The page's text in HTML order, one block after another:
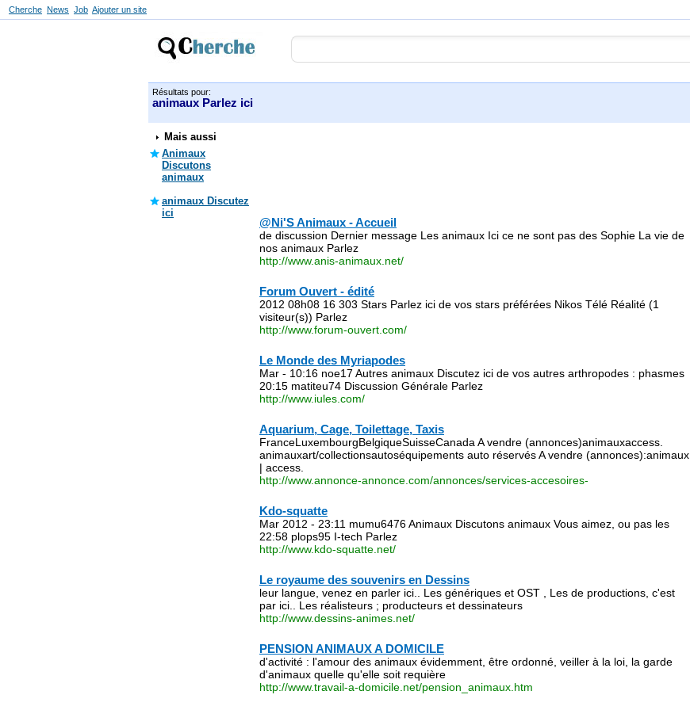
Cherche News Job Ajouter un site
Résultats pour:
animaux Parlez ici
Mais aussi
Animaux
Discutons
animaux
animaux Discutez
ici
@Ni'S Animaux - Accueil
de discussion Dernier message Les animaux Ici ce ne sont pas des Sophie La vie de
nos animaux Parlez
http://www.anis-animaux.net/
Forum Ouvert - édité
2012 08h08 16 303 Stars Parlez ici de vos stars préférées Nikos Télé Réalité (1
visiteur(s)) Parlez
http://www.forum-ouvert.com/
Le Monde des Myriapodes
Mar - 10:16 noe17 Autres animaux Discutez ici de vos autres arthropodes : phasmes
20:15 matiteu74 Discussion Générale Parlez
http://www.iules.com/
Aquarium, Cage, Toilettage, Taxis
FranceLuxembourgBelgiqueSuisseCanada A vendre (annonces)animauxaccess.
animauxart/collectionsautoséquipements auto réservés A vendre (annonces):animaux
| access.
http://www.annonce-annonce.com/annonces/services-accesoires-
Kdo-squatte
Mar 2012 - 23:11 mumu6476 Animaux Discutons animaux Vous aimez, ou pas les
22:58 plops95 I-tech Parlez
http://www.kdo-squatte.net/
Le royaume des souvenirs en Dessins
leur langue, venez en parler ici.. Les génériques et OST , Les de productions, c'est
par ici.. Les réalisteurs ; producteurs et dessinateurs
http://www.dessins-animes.net/
PENSION ANIMAUX A DOMICILE
d'activité : l'amour des animaux évidemment, être ordonné, veiller à la loi, la garde
d'animaux quelle qu'elle soit requière
http://www.travail-a-domicile.net/pension_animaux.htm